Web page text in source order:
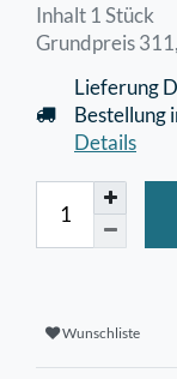
Inhalt 1Stück
Grundpreis
Lieferung
Bestellung
Details
Wunschliste